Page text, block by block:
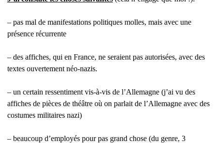
– pas mal de manifestations politiques molles, mais avec une
présence récurrente
– des affiches, qui en France, ne seraient pas autorisées, avec des
textes ouvertement néo-nazis.
– un certain ressentiment vis-à-vis de l’Allemagne (j’ai vu des
affiches de pièces de théâtre où on parlait de l’Allemagne avec des
costumes militaires nazi)
– beaucoup d’employés pour pas grand chose (du genre, 3